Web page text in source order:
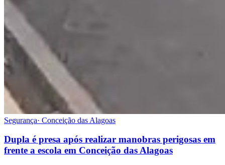
Segurança· Conceição das Alagoas
Dupla é presa após realizar manobras perigosas em
frente a escola em Conceição das Alagoas